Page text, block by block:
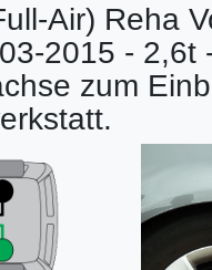
Air) Reha
2015 - 2,6t
zum